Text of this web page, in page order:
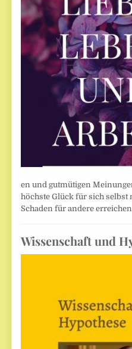
en und gutmütigen
höchste Glück für sich
Schaden für andere
Wissenschaft und